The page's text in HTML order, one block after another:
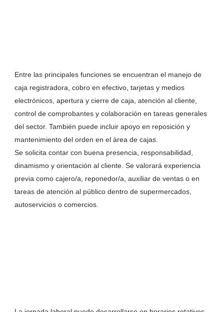
Entre las principales funciones se encuentran el manejo de
caja registradora, cobro en efectivo, tarjetas y medios
electrónicos, apertura y cierre de caja, atención al cliente,
control de comprobantes y colaboración en tareas generales
del sector. También puede incluir apoyo en reposición y
mantenimiento del orden en el área de cajas.
Se solicita contar con buena presencia, responsabilidad,
dinamismo y orientación al cliente. Se valorará experiencia
previa como cajero/a, reponedor/a, auxiliar de ventas o en
tareas de atención al público dentro de supermercados,
autoservicios o comercios.